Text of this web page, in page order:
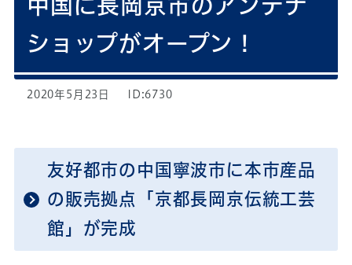
中国に長岡京市のアンテナ
ショップがオープン！
2020年5月23日 ID:6730
友好都市の中国寧波市に本市産品
の販売拠点「京都長岡京伝統工芸
館」が完成